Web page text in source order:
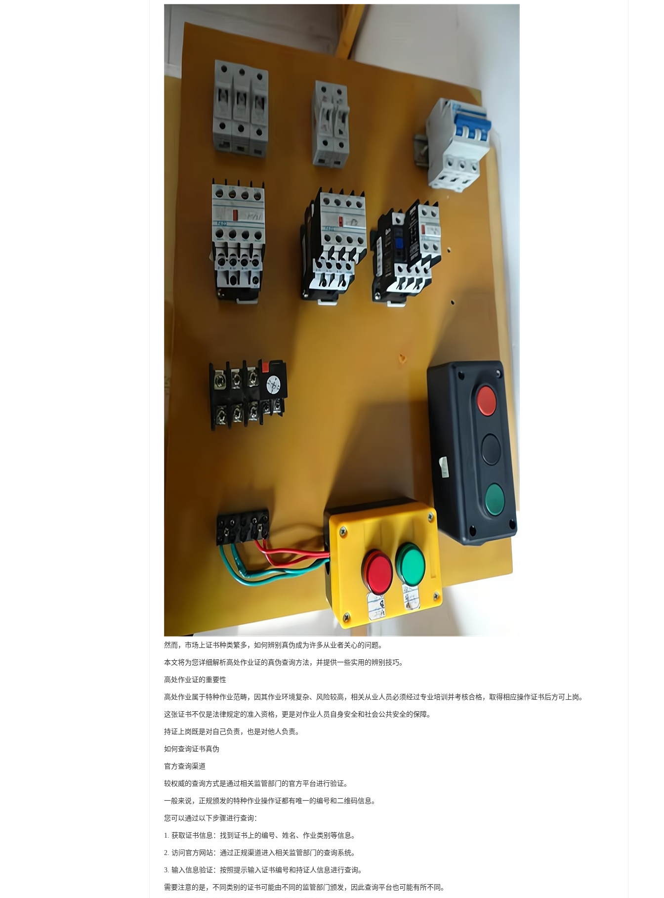
然而，市场上证书种类繁多，如何辨别真伪成为许多从业者关心的问题。
本文将为您详细解析高处作业证的真伪查询方法，并提供一些实用的辨别技巧。
高处作业证的重要性
高处作业属于特种作业范畴，因其作业环境复杂、风险较高，相关从业人员必须经过专业培训并考核合格，取得相应操作证书后方可上岗。
这张证书不仅是法律规定的准入资格，更是对作业人员自身安全和社会公共安全的保障。
持证上岗既是对自己负责，也是对他人负责。
如何查询证书真伪
官方查询渠道
较权威的查询方式是通过相关监管部门的官方平台进行验证。
一般来说，正规颁发的特种作业操作证都有唯一的编号和二维码信息。
您可以通过以下步骤进行查询：
1. 获取证书信息：找到证书上的编号、姓名、作业类别等信息。
2. 访问官方网站：通过正规渠道进入相关监管部门的查询系统。
3. 输入信息验证：按照提示输入证书编号和持证人信息进行查询。
需要注意的是，不同类别的证书可能由不同的监管部门颁发，因此查询平台也可能有所不同。